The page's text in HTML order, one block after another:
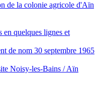
de la colonie agricole d'Aïn
en quelques lignes et
de nom 30 septembre 1965
Noisy-les-Bains / Aïn